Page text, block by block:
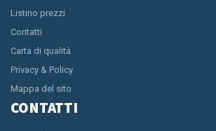
Listino prezzi
Contatti
Carta di qualità
Privacy & Policy
Mappa del sito
CONTATTI